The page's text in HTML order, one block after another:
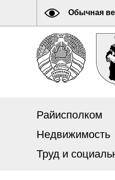
Обычная
Райисполком
Недвижимость
Труд и